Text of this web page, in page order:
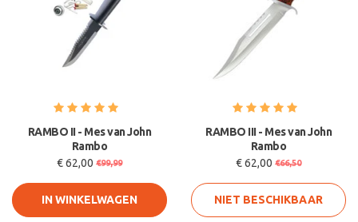
RAMBO II - Mes van John
Rambo
€ 62,00 €99,99
IN WINKELWAGEN
RAMBO III - Mes van John
Rambo
€ 62,00 €66,50
NIET BESCHIKBAAR